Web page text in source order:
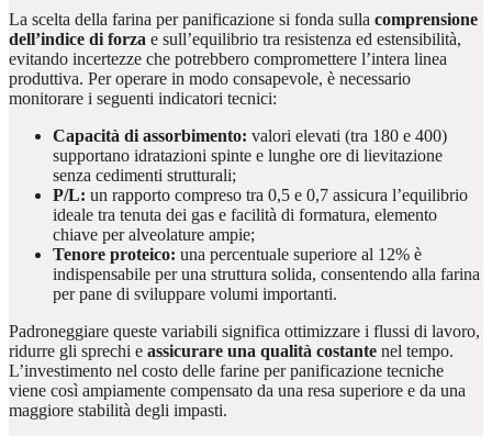
La scelta della farina per panificazione si fonda sulla comprensione
dell’indice di forza e sull’equilibrio tra resistenza ed estensibilità,
evitando incertezze che potrebbero compromettere l’intera linea
produttiva. Per operare in modo consapevole, è necessario
monitorare i seguenti indicatori tecnici:
Capacità di assorbimento: valori elevati (tra 180 e 400)
supportano idratazioni spinte e lunghe ore di lievitazione
senza cedimenti strutturali;
P/L: un rapporto compreso tra 0,5 e 0,7 assicura l’equilibrio
ideale tra tenuta dei gas e facilità di formatura, elemento
chiave per alveolature ampie;
Tenore proteico: una percentuale superiore al 12% è
indispensabile per una struttura solida, consentendo alla farina
per pane di sviluppare volumi importanti.
Padroneggiare queste variabili significa ottimizzare i flussi di lavoro,
ridurre gli sprechi e assicurare una qualità costante nel tempo.
L’investimento nel costo delle farine per panificazione tecniche
viene così ampiamente compensato da una resa superiore e da una
maggiore stabilità degli impasti.